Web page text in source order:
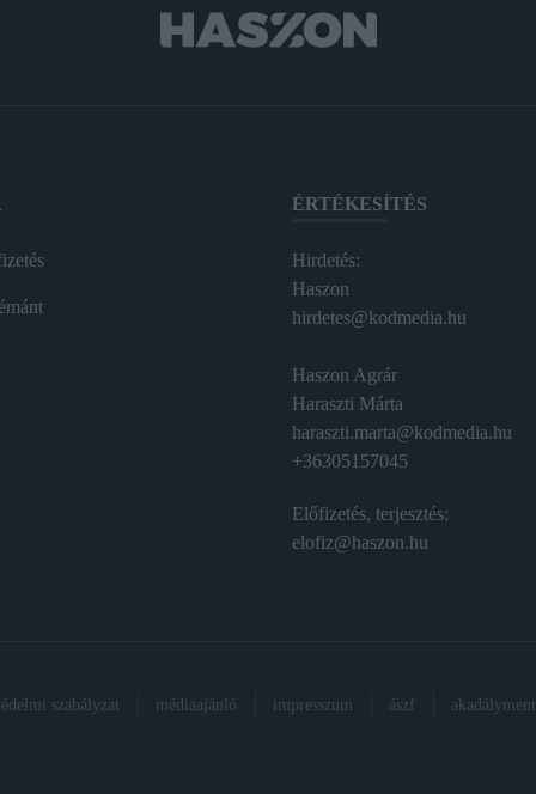
ÉRTÉKESÍTÉS
Hirdetés:
Haszon
hirdetes@kodmedia.hu
Haszon Agrár
Haraszti Márta
haraszti.marta@kodmedia.hu
+36305157045
Előfizetés, terjesztés:
elofiz@haszon.hu
szabályzat médiaajánló impresszum ászf